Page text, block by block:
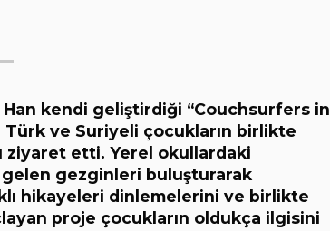
kendi geliştirdiği “Couchsurfers in
Türk ve Suriyeli çocukların birlikte
ziyaret etti. Yerel okullardaki
gezginleri buluşturarak
hikayeleri dinlemelerini ve birlikte
proje çocukların oldukça ilgisini